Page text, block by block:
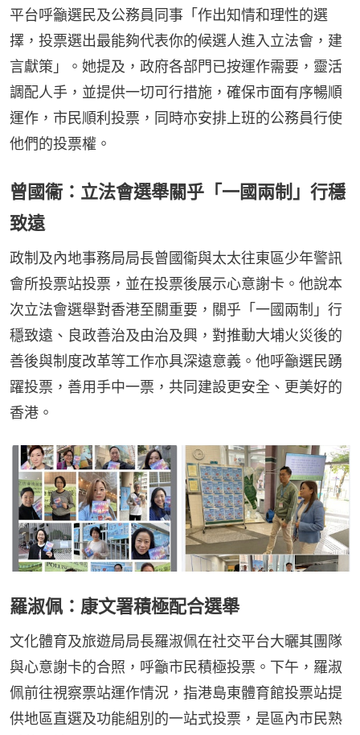
平台呼籲選民及公務員同事「作出知情和理性的選
擇，投票選出最能夠代表你的候選人進入立法會，建
言獻策」。她提及，政府各部門已按運作需要，靈活
調配人手，並提供一切可行措施，確保市面有序暢順
運作，市民順利投票，同時亦安排上班的公務員行使
他們的投票權。
曾國衞：立法會選舉關乎「一國兩制」行穩
致遠
政制及內地事務局局長曾國衞與太太往東區少年警訊
會所投票站投票，並在投票後展示心意謝卡。他說本
次立法會選舉對香港至關重要，關乎「一國兩制」行
穩致遠、良政善治及由治及興，對推動大埔火災後的
善後與制度改革等工作亦具深遠意義。他呼籲選民踴
躍投票，善用手中一票，共同建設更安全、更美好的
香港。
羅淑佩：康文署積極配合選舉
文化體育及旅遊局局長羅淑佩在社交平台大曬其團隊
與心意謝卡的合照，呼籲市民積極投票。下午，羅淑
佩前往視察票站運作情況，指港島東體育館投票站提
供地區直選及功能組別的一站式投票，是區內市民熟